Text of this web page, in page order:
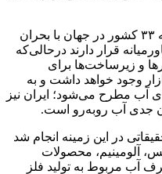
آمارهای بین‌المللی گویای آن است که ۳۳ کشور در جهان با بحران
۱۴ کشور در خاورمیانه قرار دارند درحالی‌که
و زیرساخت‌ها برای
وجود خواهد داشت و به
آب مطرح می‌شود؛ ایران نیز
جدی آب روبه‌رو است.
در این زمینه انجام شد
آلومینیم، محصولات
آب مربوط به تولید فلز